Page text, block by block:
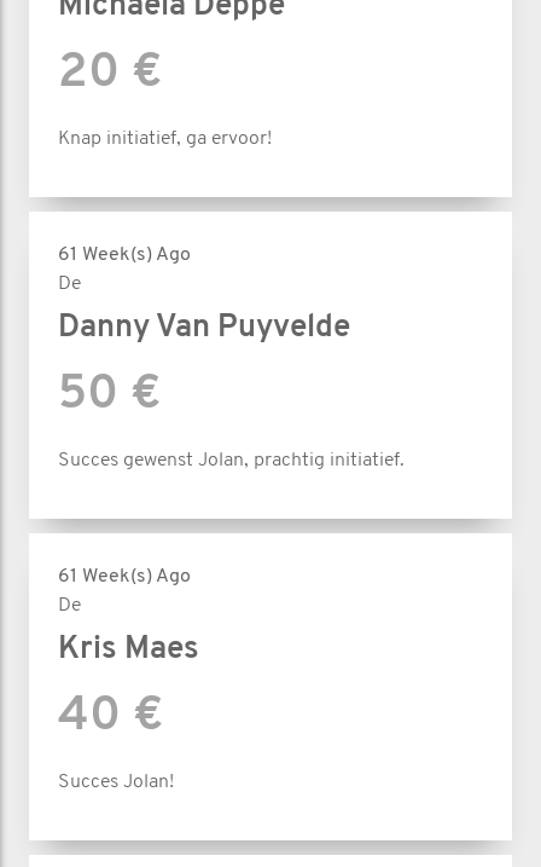
Michaëla Deppe
20 €
Knap initiatief, ga ervoor!
61 Week(s) Ago
De
Danny Van Puyvelde
50 €
Succes gewenst Jolan, prachtig initiatief.
61 Week(s) Ago
De
Kris Maes
40 €
Succes Jolan!